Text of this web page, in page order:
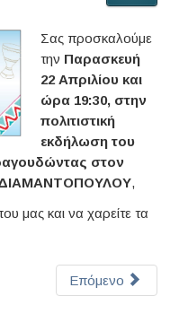
Σας προσκαλούμε
την Παρασκευή
22 Απριλίου και
ώρα 19:30, στην
πολιτιστική
εκδήλωση του
στον
ΔΙΑΜΑΝΤΟΠΟΥΛΟΥ,
μας και να χαρείτε τα
Επόμενο